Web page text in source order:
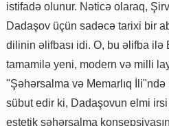
istifadə olunur. Nəticə olaraq,
Dadaşov üçün sadəcə tarixi bir
dilinin əlifbası idi. O, bu əlifba ilə
tamamilə yeni, modern və milli
"Şəhərsalma və Memarlıq
sübut edir ki, Dadaşovun elmi
estetik şəhərsalma